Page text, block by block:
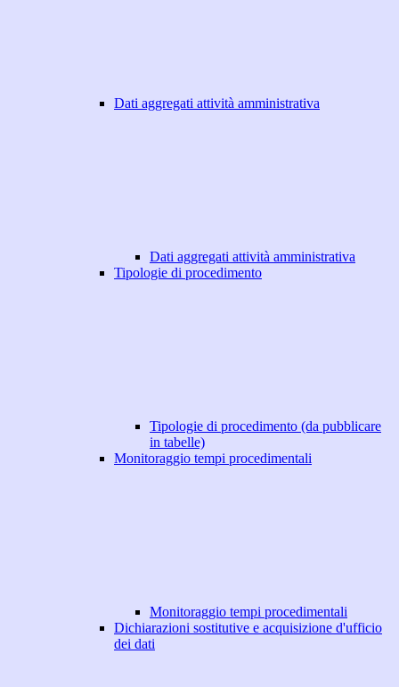
Dati aggregati attività amministrativa
Dati aggregati attività amministrativa
Tipologie di procedimento
Tipologie di procedimento (da pubblicare
in tabelle)
Monitoraggio tempi procedimentali
Monitoraggio tempi procedimentali
Dichiarazioni sostitutive e acquisizione d'ufficio
dei dati